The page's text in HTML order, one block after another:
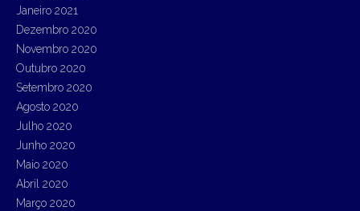
Janeiro 2021
Dezembro 2020
Novembro 2020
Outubro 2020
Setembro 2020
Agosto 2020
Julho 2020
Junho 2020
Maio 2020
Abril 2020
Março 2020